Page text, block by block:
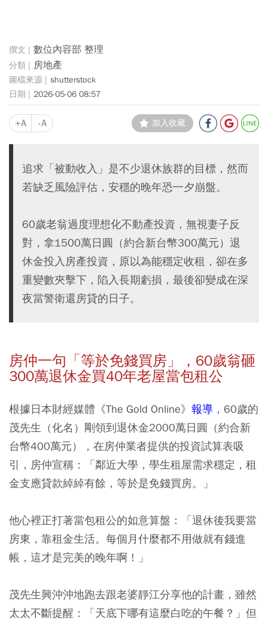
數位內容部 整理
房地產
shutterstock
2026-05-06 08:57
+A -A 加入收藏
追求「被動收入」是不少退休族群的目標，然而
若缺乏風險評估，安穩的晚年恐一夕崩盤。
60歲老翁過度理想化不動產投資，無視妻子反
對，拿1500萬日圓（約合新台幣300萬元）退
休金投入房產投資，原以為能穩定收租，卻在多
重變數夾擊下，陷入長期虧損，最後卻變成在深
夜當警衛還房貸的日子。
房仲一句「等於免錢買房」，60歲翁砸
300萬退休金買40年老屋當包租公
根據日本財經媒體《The Gold Online》 報導 ，60歲的
茂先生（化名）剛領到退休金2000萬日圓（約合新
台幣400萬元），在房仲業者提供的投資試算表吸
引， 房仲宣稱：「鄰近大學，學生租屋需求穩定，租
金支應貸款綽綽有餘，等於是免錢買房。」
他心裡正打著當包租公的如意算盤：「退休後我要當
房東，靠租金生活。每個月什麼都不用做就有錢進
帳，這才是完美的晚年啊！」
茂先生興沖沖地跑去跟老婆靜江分享他的計畫，雖然
太太不斷提醒：「天底下哪有這麼白吃的午餐？」但